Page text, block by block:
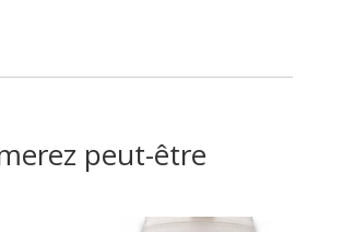
peut-être